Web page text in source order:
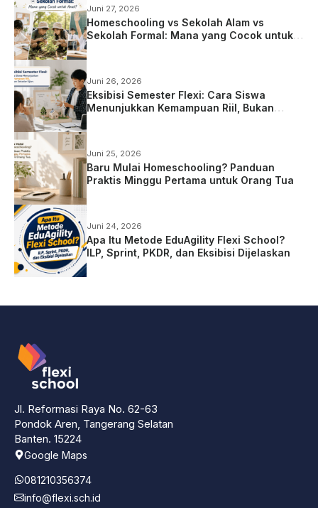
Juni 27, 2026
Homeschooling vs Sekolah Alam vs
Sekolah Formal: Mana yang Cocok untuk
Juni 26, 2026
Eksibisi Semester Flexi: Cara Siswa
Menunjukkan Kemampuan Riil, Bukan
Juni 25, 2026
Baru Mulai Homeschooling? Panduan
Praktis Minggu Pertama untuk Orang Tua
Juni 24, 2026
Apa Itu Metode EduAgility Flexi School?
ILP, Sprint, PKDR, dan Eksibisi Dijelaskan
Jl. Reformasi Raya No. 62-63
Pondok Aren, Tangerang Selatan
Banten. 15224
Google Maps
081210356374
info@flexi.sch.id